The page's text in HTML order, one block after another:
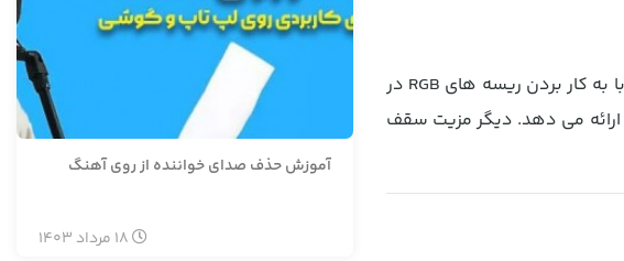
در این مورد، با ایجاد یک سقف کناف و اختصاص دادن یک فضا برای پروژکتور، فضای جذابی را ایجاد کرده. همچنین با به کار بردن ریسه های RGB در
ارائه می دهد. دیگر مزیت سقف
آموزش حذف صدای خواننده از روی آهنگ
18 مرداد 1403